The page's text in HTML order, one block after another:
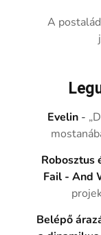
A
Evelin -
Robosztus
Fail - And
Belépő